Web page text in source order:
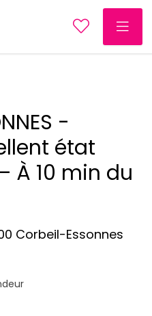
-
état
À 10 min du
Corbeil-Essonnes